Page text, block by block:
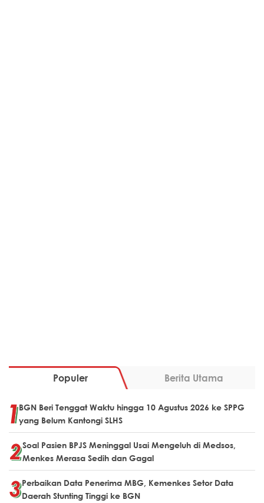
Populer Berita Utama
BGN Beri Tenggat Waktu hingga 10 Agustus 2026 ke SPPG
yang Belum Kantongi SLHS
Soal Pasien BPJS Meninggal Usai Mengeluh di Medsos,
Menkes Merasa Sedih dan Gagal
Perbaikan Data Penerima MBG, Kemenkes Setor Data
Daerah Stunting Tinggi ke BGN